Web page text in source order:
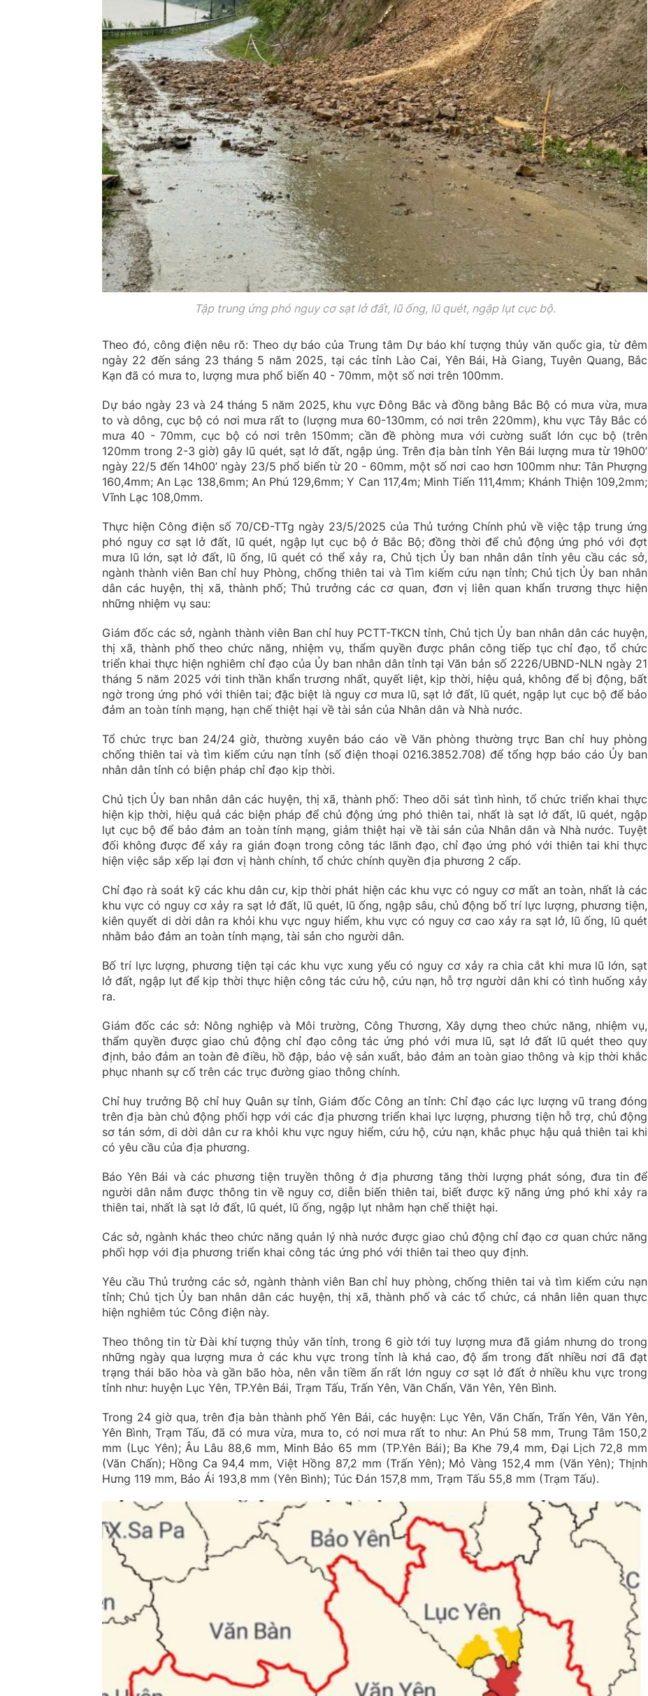
Tập trung ứng phó nguy cơ sạt lở đất, lũ ống, lũ quét, ngập lụt cục bộ.
Theo đó, công điện nêu rõ: Theo dự báo của Trung tâm Dự báo khí tượng thủy văn quốc gia, từ đêm
ngày 22 đến sáng 23 tháng 5 năm 2025, tại các tỉnh Lào Cai, Yên Bái, Hà Giang, Tuyên Quang, Bắc
Kạn đã có mưa to, lượng mưa phổ biến 40 - 70mm, một số nơi trên 100mm.
Dự báo ngày 23 và 24 tháng 5 năm 2025, khu vực Đông Bắc và đồng bằng Bắc Bộ có mưa vừa, mưa
to và dông, cục bộ có nơi mưa rất to (lượng mưa 60-130mm, có nơi trên 220mm), khu vực Tây Bắc có
mưa 40 - 70mm, cục bộ có nơi trên 150mm; cần đề phòng mưa với cường suất lớn cục bộ (trên
120mm trong 2-3 giờ) gây lũ quét, sạt lở đất, ngập úng. Trên địa bàn tỉnh Yên Bái lượng mưa từ 19h00’
ngày 22/5 đến 14h00’ ngày 23/5 phổ biến từ 20 - 60mm, một số nơi cao hơn 100mm như: Tân Phượng
160,4mm; An Lạc 138,6mm; An Phú 129,6mm; Y Can 117,4m; Minh Tiến 111,4mm; Khánh Thiện 109,2mm;
Vĩnh Lạc 108,0mm.
Thực hiện Công điện số 70/CĐ-TTg ngày 23/5/2025 của Thủ tướng Chính phủ về việc tập trung ứng
phó nguy cơ sạt lở đất, lũ quét, ngập lụt cục bộ ở Bắc Bộ; đồng thời để chủ động ứng phó với đợt
mưa lũ lớn, sạt lở đất, lũ ống, lũ quét có thể xảy ra, Chủ tịch Ủy ban nhân dân tỉnh yêu cầu các sở,
ngành thành viên Ban chỉ huy Phòng, chống thiên tai và Tìm kiếm cứu nạn tỉnh; Chủ tịch Ủy ban nhân
dân các huyện, thị xã, thành phố; Thủ trưởng các cơ quan, đơn vị liên quan khẩn trương thực hiện
những nhiệm vụ sau:
Giám đốc các sở, ngành thành viên Ban chỉ huy PCTT-TKCN tỉnh, Chủ tịch Ủy ban nhân dân các huyện,
thị xã, thành phố theo chức năng, nhiệm vụ, thẩm quyền được phân công tiếp tục chỉ đạo, tổ chức
triển khai thực hiện nghiêm chỉ đạo của Ủy ban nhân dân tỉnh tại Văn bản số 2226/UBND-NLN ngày 21
tháng 5 năm 2025 với tinh thần khẩn trương nhất, quyết liệt, kịp thời, hiệu quả, không để bị động, bất
ngờ trong ứng phó với thiên tai; đặc biệt là nguy cơ mưa lũ, sạt lở đất, lũ quét, ngập lụt cục bộ để bảo
đảm an toàn tính mạng, hạn chế thiệt hại về tài sản của Nhân dân và Nhà nước.
Tổ chức trực ban 24/24 giờ, thường xuyên báo cáo về Văn phòng thường trực Ban chỉ huy phòng
chống thiên tai và tìm kiếm cứu nạn tỉnh (số điện thoại 0216.3852.708) để tổng hợp báo cáo Ủy ban
nhân dân tỉnh có biện pháp chỉ đạo kịp thời.
Chủ tịch Ủy ban nhân dân các huyện, thị xã, thành phố: Theo dõi sát tình hình, tổ chức triển khai thực
hiện kịp thời, hiệu quả các biện pháp để chủ động ứng phó thiên tai, nhất là sạt lở đất, lũ quét, ngập
lụt cục bộ để bảo đảm an toàn tính mạng, giảm thiệt hại về tài sản của Nhân dân và Nhà nước. Tuyệt
đối không được để xảy ra gián đoạn trong công tác lãnh đạo, chỉ đạo ứng phó với thiên tai khi thực
hiện việc sắp xếp lại đơn vị hành chính, tổ chức chính quyền địa phương 2 cấp.
Chỉ đạo rà soát kỹ các khu dân cư, kịp thời phát hiện các khu vực có nguy cơ mất an toàn, nhất là các
khu vực có nguy cơ xảy ra sạt lở đất, lũ quét, lũ ống, ngập sâu, chủ động bố trí lực lượng, phương tiện,
kiên quyết di dời dân ra khỏi khu vực nguy hiểm, khu vực có nguy cơ cao xảy ra sạt lở, lũ ống, lũ quét
nhằm bảo đảm an toàn tính mạng, tài sản cho người dân.
Bố trí lực lượng, phương tiện tại các khu vực xung yếu có nguy cơ xảy ra chia cắt khi mưa lũ lớn, sạt
lở đất, ngập lụt để kịp thời thực hiện công tác cứu hộ, cứu nạn, hỗ trợ người dân khi có tình huống xảy
ra.
Giám đốc các sở: Nông nghiệp và Môi trường, Công Thương, Xây dựng theo chức năng, nhiệm vụ,
thẩm quyền được giao chủ động chỉ đạo công tác ứng phó với mưa lũ, sạt lở đất lũ quét theo quy
định, bảo đảm an toàn đê điều, hồ đập, bảo vệ sản xuất, bảo đảm an toàn giao thông và kịp thời khắc
phục nhanh sự cố trên các trục đường giao thông chính.
Chỉ huy trưởng Bộ chỉ huy Quân sự tỉnh, Giám đốc Công an tỉnh: Chỉ đạo các lực lượng vũ trang đóng
trên địa bàn chủ động phối hợp với các địa phương triển khai lực lượng, phương tiện hỗ trợ, chủ động
sơ tán sớm, di dời dân cư ra khỏi khu vực nguy hiểm, cứu hộ, cứu nạn, khắc phục hậu quả thiên tai khi
có yêu cầu của địa phương.
Báo Yên Bái và các phương tiện truyền thông ở địa phương tăng thời lượng phát sóng, đưa tin để
người dân nắm được thông tin về nguy cơ, diễn biến thiên tai, biết được kỹ năng ứng phó khi xảy ra
thiên tai, nhất là sạt lở đất, lũ quét, lũ ống, ngập lụt nhằm hạn chế thiệt hại.
Các sở, ngành khác theo chức năng quản lý nhà nước được giao chủ động chỉ đạo cơ quan chức năng
phối hợp với địa phương triển khai công tác ứng phó với thiên tai theo quy định.
Yêu cầu Thủ trưởng các sở, ngành thành viên Ban chỉ huy phòng, chống thiên tai và tìm kiếm cứu nạn
tỉnh; Chủ tịch Ủy ban nhân dân các huyện, thị xã, thành phố và các tổ chức, cá nhân liên quan thực
hiện nghiêm túc Công điện này.
Theo thông tin từ Đài khí tượng thủy văn tỉnh, trong 6 giờ tới tuy lượng mưa đã giảm nhưng do trong
những ngày qua lượng mưa ở các khu vực trong tỉnh là khá cao, độ ẩm trong đất nhiều nơi đã đạt
trạng thái bão hòa và gần bão hòa, nên vẫn tiềm ẩn rất lớn nguy cơ sạt lở đất ở nhiều khu vực trong
tỉnh như: huyện Lục Yên, TP.Yên Bái, Trạm Tấu, Trấn Yên, Văn Chấn, Văn Yên, Yên Bình.
Trong 24 giờ qua, trên địa bàn thành phố Yên Bái, các huyện: Lục Yên, Văn Chấn, Trấn Yên, Văn Yên,
Yên Bình, Trạm Tấu, đã có mưa vừa, mưa to, có nơi mưa rất to như: An Phú 58 mm, Trung Tâm 150,2
mm (Lục Yên); Âu Lâu 88,6 mm, Minh Bảo 65 mm (TP.Yên Bái); Ba Khe 79,4 mm, Đại Lịch 72,8 mm
(Văn Chấn); Hồng Ca 94,4 mm, Việt Hồng 87,2 mm (Trấn Yên); Mỏ Vàng 152,4 mm (Văn Yên); Thịnh
Hưng 119 mm, Bảo Ái 193,8 mm (Yên Bình); Túc Đán 157,8 mm, Trạm Tấu 55,8 mm (Trạm Tấu).